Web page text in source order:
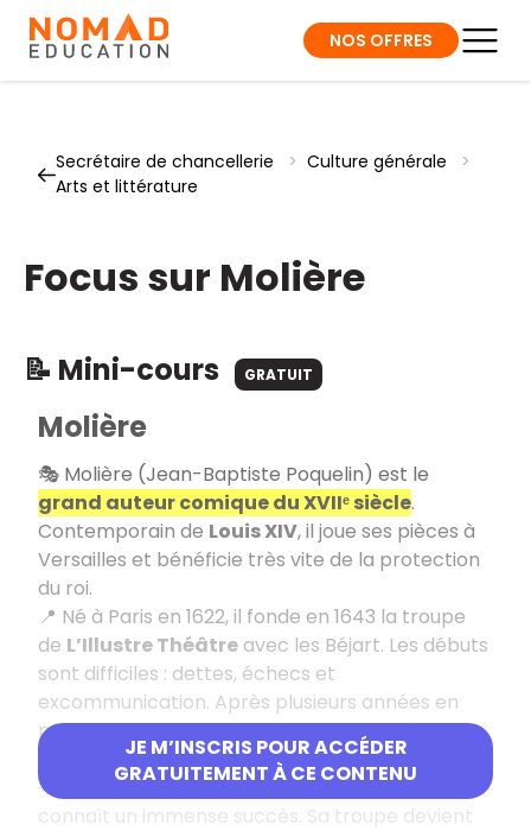
NOS OFFRES
Secrétaire de chancellerie > Culture générale
>
Arts et littérature
Focus sur Molière
📝 Mini-cours GRATUIT
JE M’INSCRIS POUR ACCÉDER
GRATUITEMENT À CE CONTENU
Molière
🎭 Molière (Jean-Baptiste Poquelin) est le
grand auteur comique du XVIIᵉ siècle.
Contemporain de Louis XIV, il joue ses pièces à
Versailles et bénéficie très vite de la protection
du roi.
📍 Né à Paris en 1622, il fonde en 1643 la troupe
de L’Illustre Théâtre avec les Béjart. Les débuts
sont difficiles : dettes, échecs et
excommunication. Après plusieurs années en
province, il revient sur le devant de la scène
grâce au succès duDocteur amoureuxen 1658.
🌟 Avec Les Précieuses ridicules(1659), Molière
connaît un immense succès. Sa troupe devient